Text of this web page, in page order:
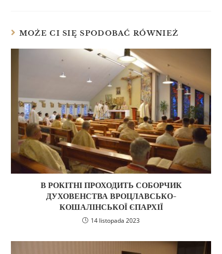
MOŻE CI SIĘ SPODOBAĆ RÓWNIEŻ
В РОКІТНІ ПРОХОДИТЬ СОБОРЧИК
ДУХОВЕНСТВА ВРОЦЛАВСЬКО-
КОШАЛІНСЬКОЇ ЄПАРХІЇ
14 listopada 2023